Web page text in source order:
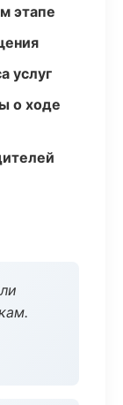
этапе
услуг
о ходе